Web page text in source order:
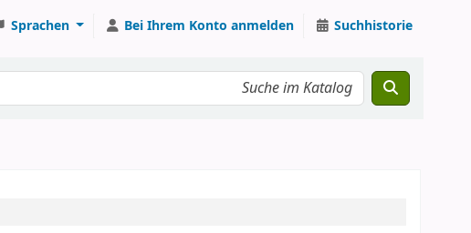
Sprachen Bei Ihrem Konto anmelden Suchhistorie